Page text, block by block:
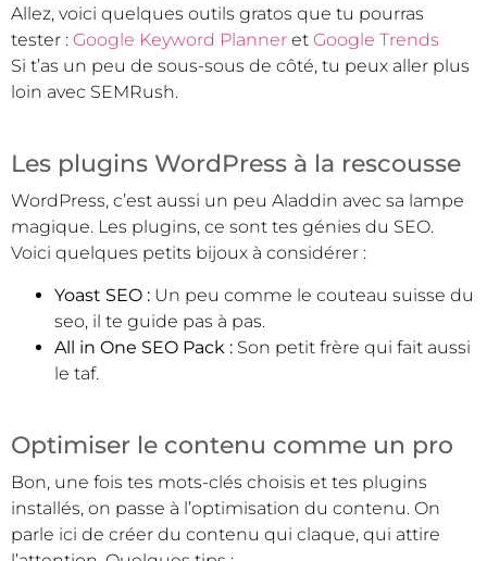
Allez, voici quelques outils gratos que tu pourras
tester : Google Keyword Planner et Google Trends
Si t’as un peu de sous-sous de côté, tu peux aller plus
loin avec SEMRush.
Les plugins WordPress à la rescousse
WordPress, c’est aussi un peu Aladdin avec sa lampe
magique. Les plugins, ce sont tes génies du SEO.
Voici quelques petits bijoux à considérer :
Yoast SEO : Un peu comme le couteau suisse du
seo, il te guide pas à pas.
All in One SEO Pack : Son petit frère qui fait aussi
le taf.
Optimiser le contenu comme un pro
Bon, une fois tes mots-clés choisis et tes plugins
installés, on passe à l’optimisation du contenu. On
parle ici de créer du contenu qui claque, qui attire